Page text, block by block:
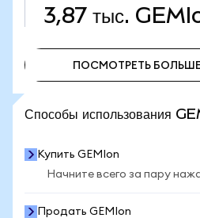
3,87 тыс.
ПОСМОТРЕТЬ
Способы использования
Купить GEMIon
Начните всего за пару
Продать GEMIon